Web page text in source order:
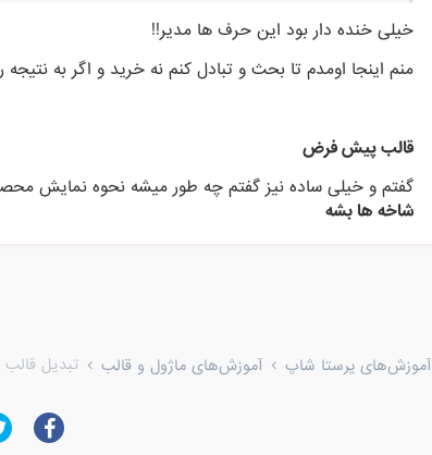
خیلی خنده دار بود این حرف ها مدیر!!
منم اینجا اومدم تا بحث و تبادل کنم نه خرید و اگر به
قالب پیش فرض
گفتم و خیلی ساده نیز گفتم چه طور میشه نحوه نمایش
شاخه ها بشه
آموزش‌های پرستا شاپ آموزش‌های ماژول و قالب تبدیل